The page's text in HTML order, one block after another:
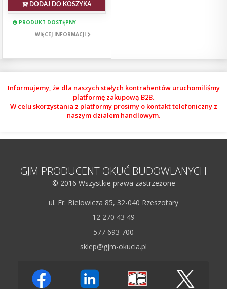
DODAJ DO KOSZYKA
PRODUKT DOSTĘPNY
WIĘCEJ INFORMACJI
Informujemy, że dla naszych stałych kontrahentów uruchomiliśmy
platformę zakupową B2B.
W celu skorzystania z platformy prosimy o kontakt telefoniczny z
naszym działem handlowym.
GJM PRODUCENT OKUĆ BUDOWLANYCH
© 2016 Wszystkie prawa zastrzeżone
ul. Fr. Bielowicza 85, 32-040 Rzeszotary
12 270 43 49
577 693 700
sklep@gjm-okucia.pl